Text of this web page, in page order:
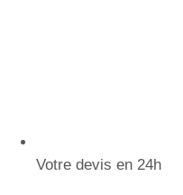
Votre devis en 24h